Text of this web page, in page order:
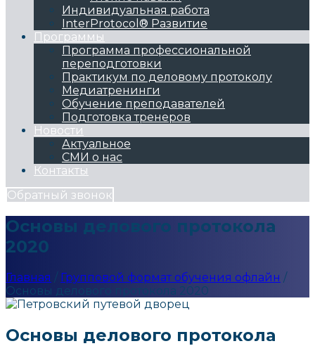
Индивидуальная работа
InterProtocol® Развитие
Программы
Программа профессиональной
переподготовки
Практикум по деловому протоколу
Медиатренинги
Обучение преподавателей
Подготовка тренеров
Новости
Актуальное
СМИ о нас
Контакты
Обратный звонок
Основы делового протокола
2020
Главная / Групповой формат обучения офлайн /
Основы делового протокола 2020
Основы делового протокола